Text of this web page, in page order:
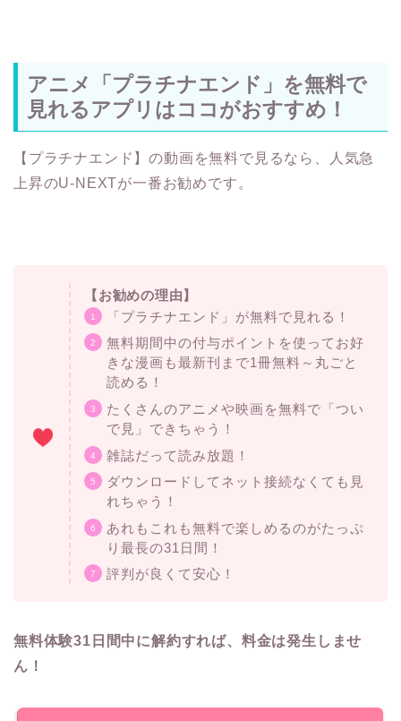
アニメ「プラチナエンド」を無料で
見れるアプリはココがおすすめ！
【プラチナエンド】の動画を無料で見るなら、人気急
上昇のU-NEXTが一番お勧めです。
【お勧めの理由】
「プラチナエンド」が無料で見れる！
無料期間中の付与ポイントを使ってお好
きな漫画も最新刊まで1冊無料～丸ごと
読める！
たくさんのアニメや映画を無料で「つい
で見」できちゃう！
雑誌だって読み放題！
ダウンロードしてネット接続なくても見
れちゃう！
あれもこれも無料で楽しめるのがたっぷ
り最長の31日間！
評判が良くて安心！
無料体験31日間中に解約すれば、料金は発生しませ
ん！